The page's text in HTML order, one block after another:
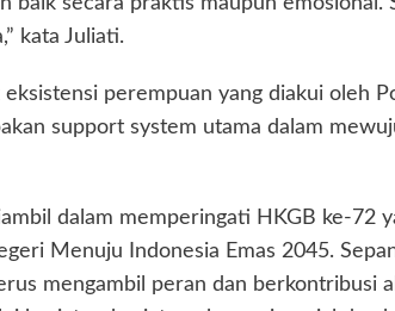
kata Juliati.
perempuan yang diakui oleh
support system utama dalam
dalam memperingati HKGB ke-72
Menuju Indonesia Emas 2045.
mengambil peran dan berkontribusi